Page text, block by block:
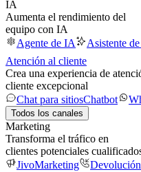
IA
Aumenta el rendimiento del
equipo con IA
Agente de IA
Asistente
Atención al cliente
Crea una experiencia de
cliente excepcional
Chat para sitiosChatbot
Todos los canales
Marketing
Transforma el tráfico en
clientes potenciales
JivoMarketing